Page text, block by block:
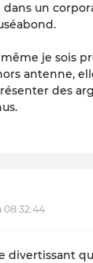
dans un
je sois
antenne,
des
08:32:44
divertissant